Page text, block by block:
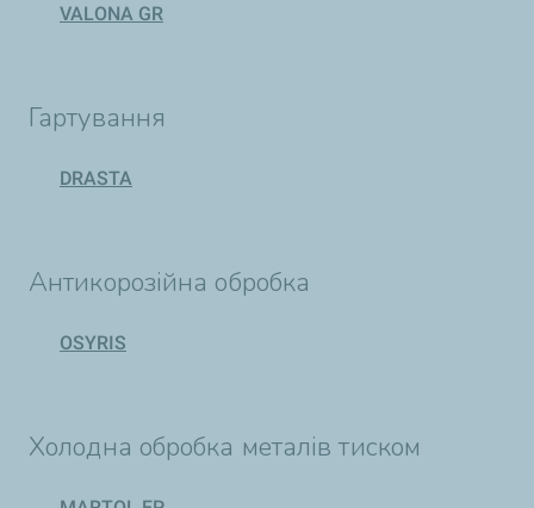
VALONA GR
Гартування
DRASTA
Антикорозійна обробка
OSYRIS
Холодна обробка металів тиском